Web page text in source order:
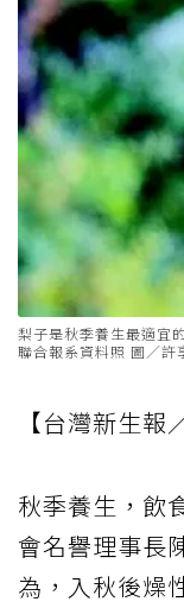
梨子是秋季養生最適宜
聯合報系資料照 圖／許
【台灣新生報
秋季養生，飲
會名譽理事長
為，入秋後燥